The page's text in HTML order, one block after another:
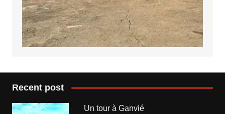
Recent post
Un tour à Ganvié